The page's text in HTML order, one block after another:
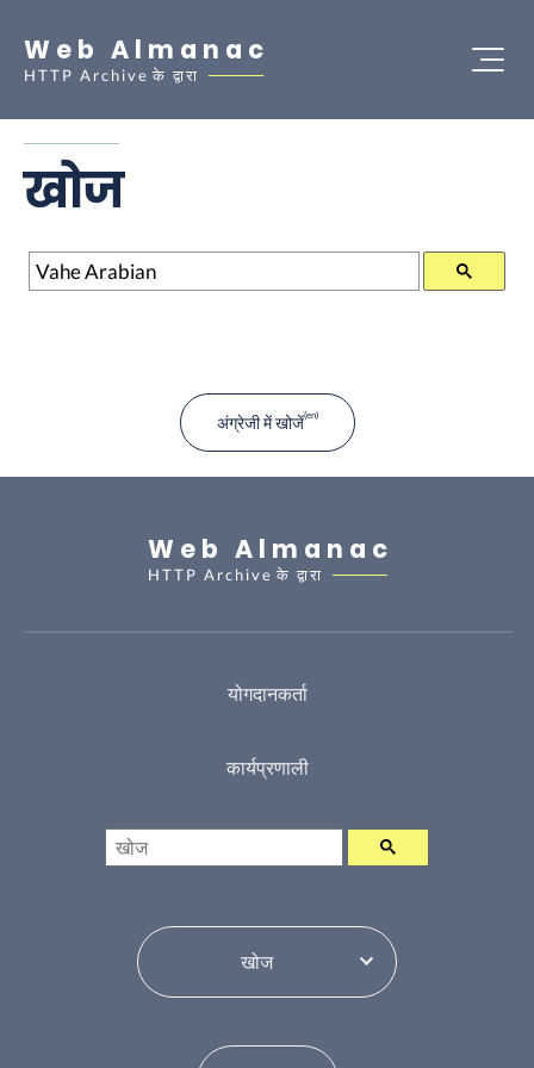
Web Almanac
HTTP Archive के द्वारा
खोज
खोज
अंग्रेजी में खोजें
Web Almanac
HTTP Archive के द्वारा
योगदानकर्ता
कार्यप्रणाली
खोज
विषय सूची परिवर्तन करें